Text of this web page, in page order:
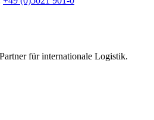
für internationale Logistik.